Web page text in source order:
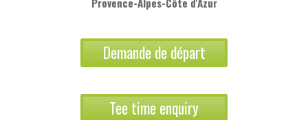
Demande de départ
Tee time enquiry